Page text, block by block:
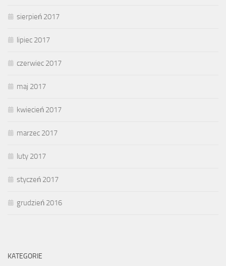
sierpień 2017
lipiec 2017
czerwiec 2017
maj 2017
kwiecień 2017
marzec 2017
luty 2017
styczeń 2017
grudzień 2016
KATEGORIE